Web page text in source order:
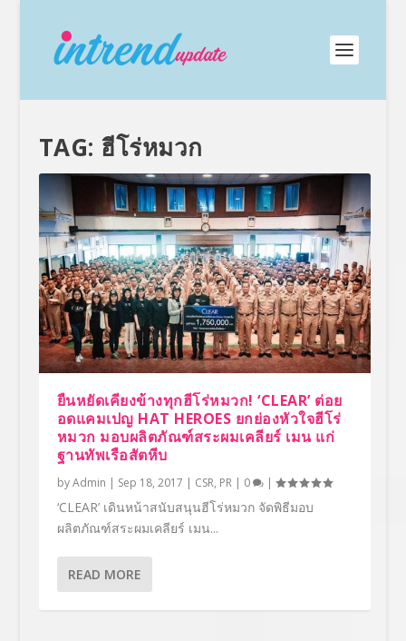
TAG: ฮีโร่หมวก
ยืนหยัดเคียงข้างทุกฮีโร่หมวก! ‘CLEAR’ ต่อย
อดแคมเปญ HAT HEROES ยกย่องหัวใจฮีโร่
หมวก มอบผลิตภัณฑ์สระผมเคลียร์ เมน แก่
ฐานทัพเรือสัตหีบ
byAdmin | Sep 18, 2017 | CSR, PR| 0 |
‘CLEAR’ เดินหน้าสนับสนุนฮีโร่หมวก จัดพิธีมอบ
ผลิตภัณฑ์สระผมเคลียร์ เมน...
READ MORE